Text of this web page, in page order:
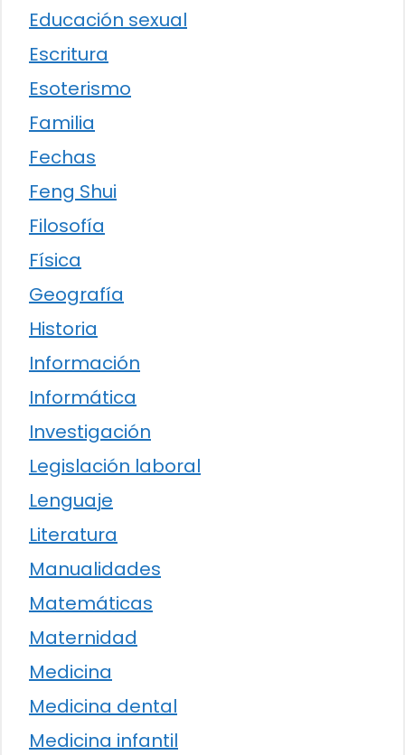
Educación sexual
Escritura
Esoterismo
Familia
Fechas
Feng Shui
Filosofía
Física
Geografía
Historia
Información
Informática
Investigación
Legislación laboral
Lenguaje
Literatura
Manualidades
Matemáticas
Maternidad
Medicina
Medicina dental
Medicina infantil